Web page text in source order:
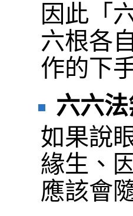
因此「
六根各
作的下
六六
如果說
緣生、
應該會